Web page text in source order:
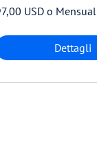
USD o Mensual
Dettagli